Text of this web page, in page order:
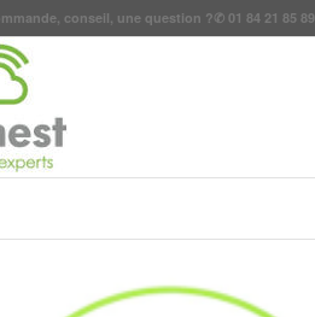
conseil, une question ?✆ 01 84 21 85 89